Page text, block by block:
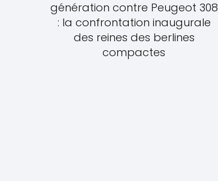
génération contre Peugeot 308
: la confrontation inaugurale
des reines des berlines
compactes